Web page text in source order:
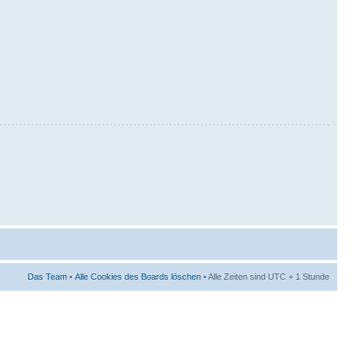
Das Team • Alle Cookies des Boards löschen • Alle Zeiten sind UTC + 1 Stunde